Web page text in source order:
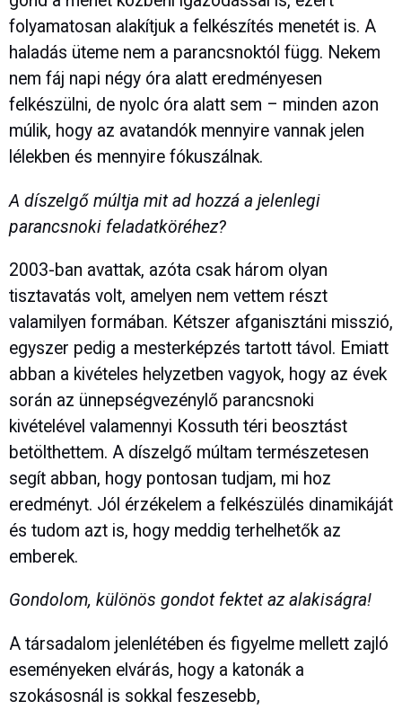
folyamatosan alakítjuk a felkészítés menetét is. A
haladás üteme nem a parancsnoktól függ. Nekem
nem fáj napi négy óra alatt eredményesen
felkészülni, de nyolc óra alatt sem – minden azon
múlik, hogy az avatandók mennyire vannak jelen
lélekben és mennyire fókuszálnak.
A díszelgő múltja mit ad hozzá a jelenlegi
parancsnoki feladatköréhez?
2003-ban avattak, azóta csak három olyan
tisztavatás volt, amelyen nem vettem részt
valamilyen formában. Kétszer afganisztáni misszió,
egyszer pedig a mesterképzés tartott távol. Emiatt
abban a kivételes helyzetben vagyok, hogy az évek
során az ünnepségvezénylő parancsnoki
kivételével valamennyi Kossuth téri beosztást
betölthettem. A díszelgő múltam természetesen
segít abban, hogy pontosan tudjam, mi hoz
eredményt. Jól érzékelem a felkészülés dinamikáját
és tudom azt is, hogy meddig terhelhetők az
emberek.
Gondolom, különös gondot fektet az alakiságra!
A társadalom jelenlétében és figyelme mellett zajló
eseményeken elvárás, hogy a katonák a
szokásosnál is sokkal feszesebb,